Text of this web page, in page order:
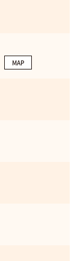
MAP